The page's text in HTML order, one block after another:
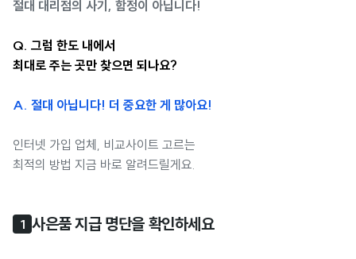
절대 대리점의 사기, 함정이 아닙니다!
Q. 그럼 한도 내에서
최대로 주는 곳만 찾으면 되나요?
A. 절대 아닙니다! 더 중요한 게 많아요!
인터넷 가입 업체, 비교사이트 고르는
최적의 방법 지금 바로 알려드릴게요.
1 사은품 지급 명단을 확인하세요